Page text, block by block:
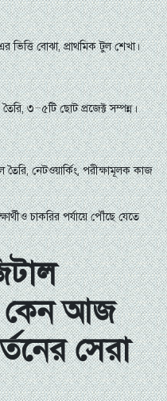
বোঝা, প্রাথমিক টুল শেখা।
৩–৫টি ছোট প্রজেক্ট সম্পন্ন।
নেটওয়ার্কিং, পরীক্ষামূলক কাজ
চাকরির পর্যায়ে পৌঁছে যেতে
কেন আজ
সেরা